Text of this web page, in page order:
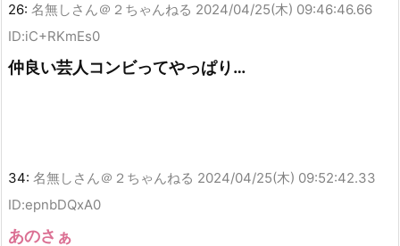
26: 名無しさん＠２ちゃんねる 2024/04/25(木) 09:46:46.66
ID:iC+RKmEs0
仲良い芸人コンビってやっぱり…
34: 名無しさん＠２ちゃんねる 2024/04/25(木) 09:52:42.33
ID:epnbDQxA0
あのさぁ